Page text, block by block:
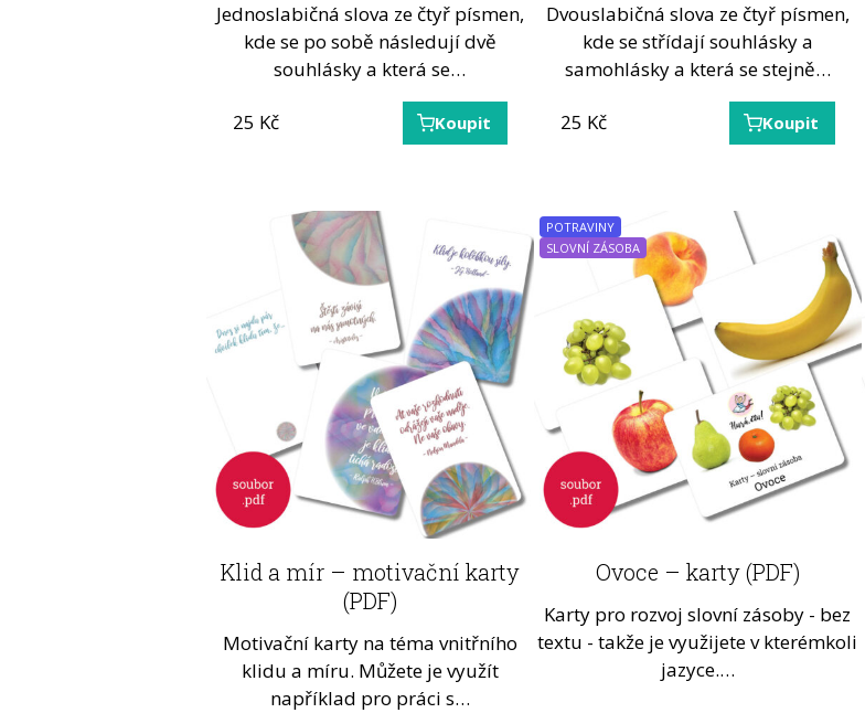
Jednoslabičná slova ze čtyř písmen,
kde se po sobě následují dvě
souhlásky a která se…
25 Kč Koupit
Dvouslabičná slova ze čtyř písmen,
kde se střídají souhlásky a
samohlásky a která se stejně…
25 Kč Koupit
Klid a mír – motivační karty
(PDF)
Motivační karty na téma vnitřního
klidu a míru. Můžete je využít
například pro práci s…
POTRAVINY
SLOVNÍ ZÁSOBA
Ovoce – karty (PDF)
Karty pro rozvoj slovní zásoby - bez
textu - takže je využijete v kterémkoli
jazyce.…